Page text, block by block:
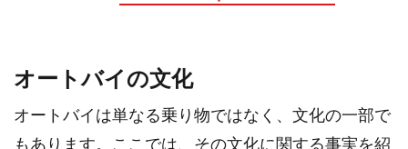
オートバイの文化
オートバイは単なる乗り物ではなく、文化の一部で
もあります。ここでは、その文化に関する事実を紹